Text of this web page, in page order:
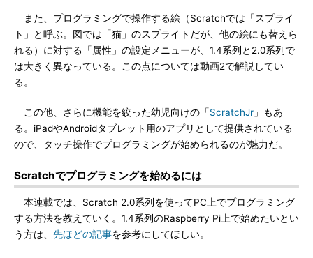
また、プログラミングで操作する絵（Scratchでは「スプライ
ト」と呼ぶ。図では「猫」のスプライトだが、他の絵にも替えら
れる）に対する「属性」の設定メニューが、1.4系列と2.0系列で
は大きく異なっている。この点については動画2で解説してい
る。
この他、さらに機能を絞った幼児向けの「ScratchJr 」もあ
る。iPadやAndroidタブレット用のアプリとして提供されている
ので、タッチ操作でプログラミングが始められるのが魅力だ。
Scratchでプログラミングを始めるには
本連載では、Scratch 2.0系列を使ってPC上でプログラミング
する方法を教えていく。1.4系列のRaspberry Pi上で始めたいとい
う方は、 先ほどの記事を参考にしてほしい。